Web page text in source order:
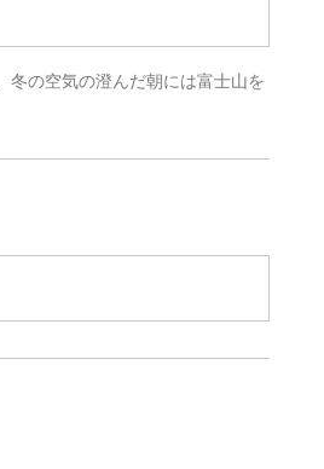
冬の空気の澄んだ朝には富士山を